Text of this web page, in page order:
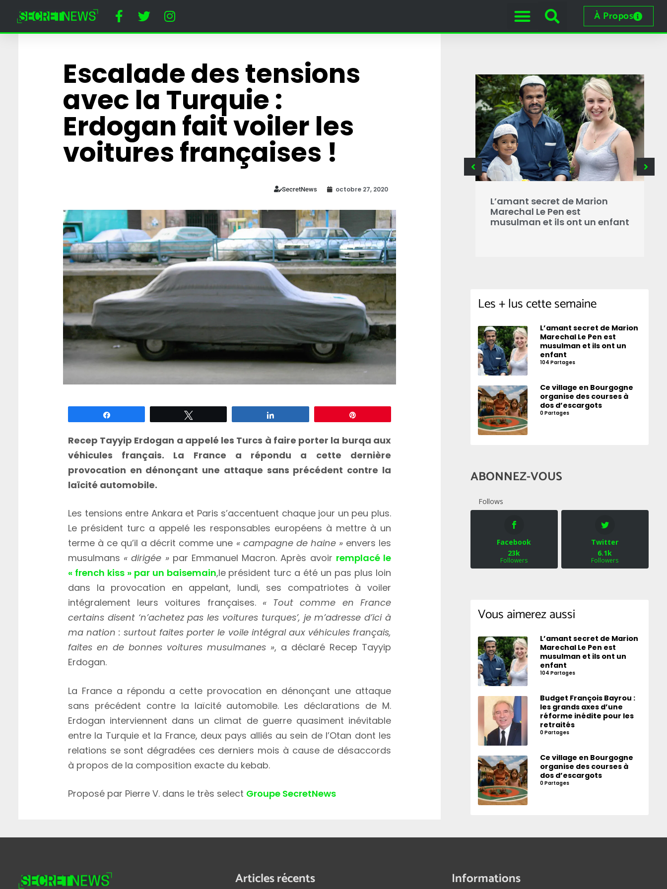
À Propos
Escalade des tensions
avec la Turquie :
Erdogan fait voiler les
voitures françaises !
SecretNews octobre 27, 2020
Recep Tayyip Erdogan a appelé les Turcs à faire porter la burqa aux
véhicules français. La France a répondu a cette dernière
provocation en dénonçant une attaque sans précédent contre la
laïcité automobile.
Les tensions entre Ankara et Paris s’accentuent chaque jour un peu plus.
Le président turc a appelé les responsables européens à mettre à un
terme à ce qu’il a décrit comme une « campagne de haine »envers les
musulmans « dirigée »par Emmanuel Macron. Après avoir remplacé le
« french kiss » par un baisemain,le président turc a été un pas plus loin
dans la provocation en appelant, lundi, ses compatriotes à voiler
intégralement leurs voitures françaises. « Tout comme en France
certains disent ‘n’achetez pas les voitures turques’, je m’adresse d’ici à
ma nation : surtout faites porter le voile intégral aux véhicules français,
faites en de bonnes voitures musulmanes », a déclaré Recep Tayyip
Erdogan.
La France a répondu a cette provocation en dénonçant une attaque
sans précédent contre la laïcité automobile. Les déclarations de M.
Erdogan interviennent dans un climat de guerre quasiment inévitable
entre la Turquie et la France, deux pays alliés au sein de l’Otan dont les
relations se sont dégradées ces derniers mois à cause de désaccords
à propos de la composition exacte du kebab.
Proposé par Pierre V. dans le très select Groupe SecretNews
« Papy toi même ! » – Poutine
affrontera Prigojine dans un
Cirque du Kremlin à Moscou
Ce village en Bourgogne
organise des courses à dos
d’escargots
L’amant secret de Marion
Marechal Le Pen est
musulman et ils ont un enfant
Les + lus cette semaine
L’amant secret de Marion
Marechal Le Pen est
musulman et ils ont un
enfant
104 Partages
Ce village en Bourgogne
organise des courses à
dos d’escargots
0 Partages
ABONNEZ-VOUS
Follows
Facebook
23k
Followers
Twitter
6.1k
Followers
Vous aimerez aussi
L’amant secret de Marion
Marechal Le Pen est
musulman et ils ont un
enfant
104 Partages
Budget François Bayrou :
les grands axes d’une
réforme inédite pour les
retraités
0 Partages
Ce village en Bourgogne
organise des courses à
dos d’escargots
0 Partages
Articles récents Informations